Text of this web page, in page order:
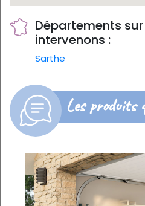
Départements
intervenons :
Sarthe
Les produits